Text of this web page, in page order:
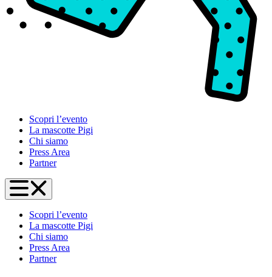
Scopri l’evento
La mascotte Pigi
Chi siamo
Press Area
Partner
Apri il menu
Scopri l’evento
La mascotte Pigi
Chi siamo
Press Area
Partner